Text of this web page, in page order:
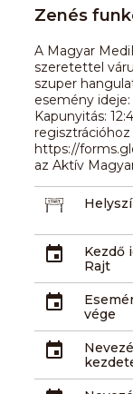
Zenés
A Magyar
szeretettel
szuper
esemény ideje:
Kapunyitás:
https://
az Aktív
Kezdő
Rajt
vége